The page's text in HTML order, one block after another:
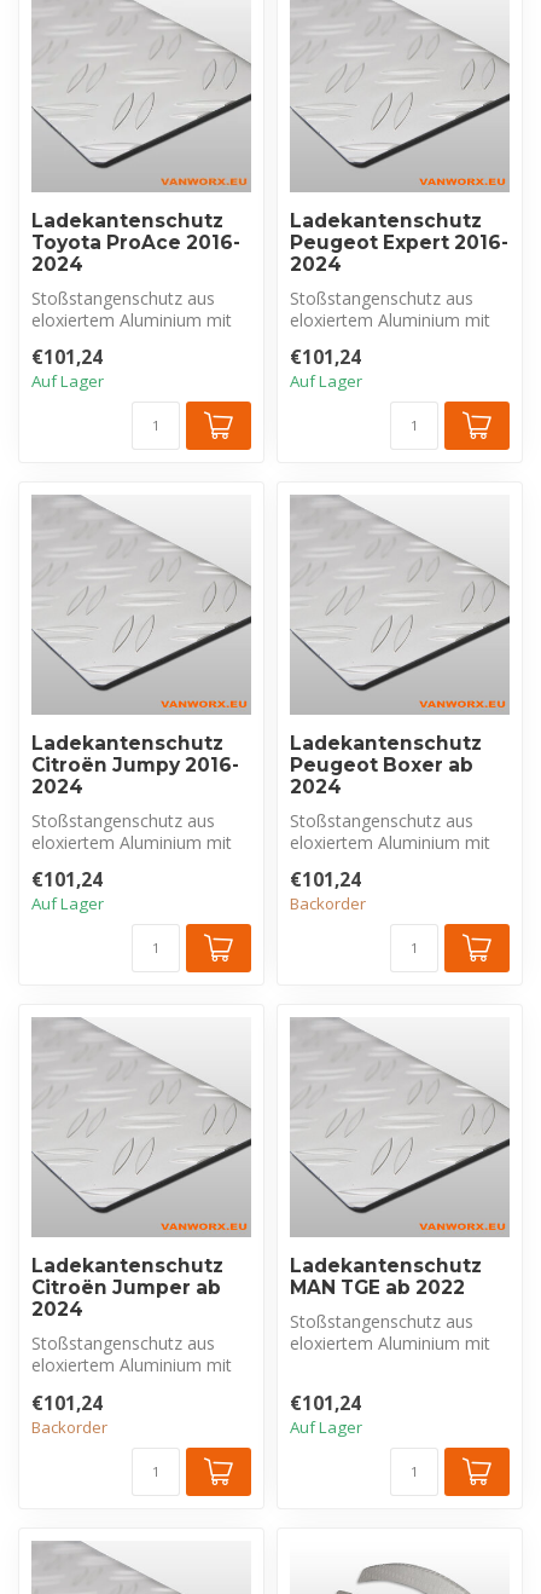
Ladekantenschutz
Toyota ProAce 2016-
2024
Stoßstangenschutz aus
eloxiertem Aluminium mit
T...
€101,24
Auf Lager
Ladekantenschutz
Peugeot Expert 2016-
2024
Stoßstangenschutz aus
eloxiertem Aluminium mit
P...
€101,24
Auf Lager
Ladekantenschutz
Citroën Jumpy 2016-
2024
Stoßstangenschutz aus
eloxiertem Aluminium mit
C...
€101,24
Auf Lager
Ladekantenschutz
Peugeot Boxer ab
2024
Stoßstangenschutz aus
eloxiertem Aluminium mit
P...
€101,24
Backorder
Ladekantenschutz
Citroën Jumper ab
2024
Stoßstangenschutz aus
eloxiertem Aluminium mit
C...
€101,24
Backorder
Ladekantenschutz
MAN TGE ab 2022
Stoßstangenschutz aus
eloxiertem Aluminium mit
€101,24
Auf Lager